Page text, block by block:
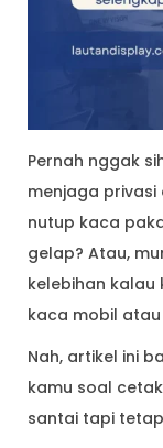
Pernah nggak
menjaga
nutup kaca
gelap? Atau,
kelebihan kalau
kaca mobil
Nah, artikel ini
kamu soal
santai tapi